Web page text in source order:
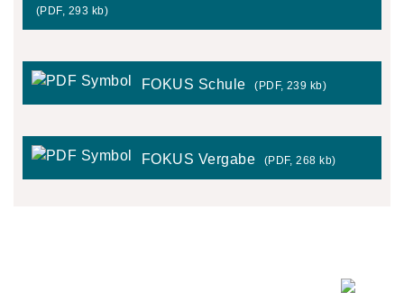
(PDF, 293 kb)
FOKUS Schule (PDF, 239 kb)
FOKUS Vergabe (PDF, 268 kb)